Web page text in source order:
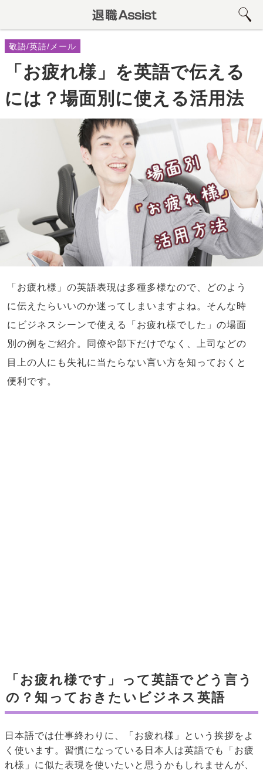
敬語/英語/メール
「お疲れ様」を英語で伝える
には？場面別に使える活用法
「お疲れ様」の英語表現は多種多様なので、どのよう
に伝えたらいいのか迷ってしまいますよね。そんな時
にビジネスシーンで使える「お疲れ様でした」の場面
別の例をご紹介。同僚や部下だけでなく、上司などの
目上の人にも失礼に当たらない言い方を知っておくと
便利です。
「お疲れ様です」って英語でどう言う
の？知っておきたいビジネス英語
日本語では仕事終わりに、「お疲れ様」という挨拶をよ
く使います。習慣になっている日本人は英語でも「お疲
れ様」に似た表現を使いたいと思うかもしれませんが、